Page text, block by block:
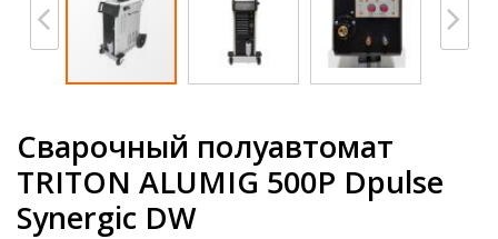
Сварочный полуавтомат
TRITON ALUMIG 500P Dpulse
Synergic DW